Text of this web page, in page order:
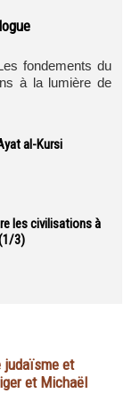
fondements du
à la lumière de
al-Kursi
les civilisations à
3)
judaïsme et
et Michaël